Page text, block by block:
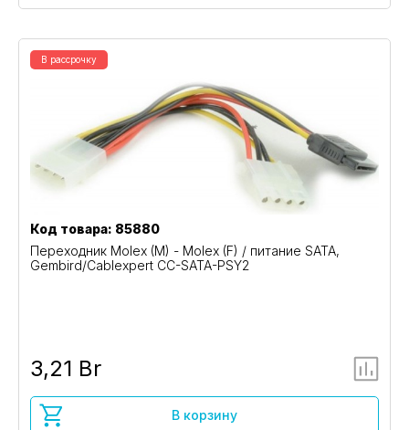
В рассрочку
Код товара: 85880
Переходник Molex (M) - Molex (F) / питание SATA,
Gembird/Cablexpert CC-SATA-PSY2
3,21 Br
В корзину